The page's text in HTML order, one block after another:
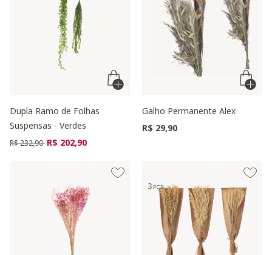
Dupla Ramo de Folhas
Suspensas - Verdes
Preço reduzido de
R$ 232,90 para
R$ 202,90
Galho Permanente Alex
R$ 29,90